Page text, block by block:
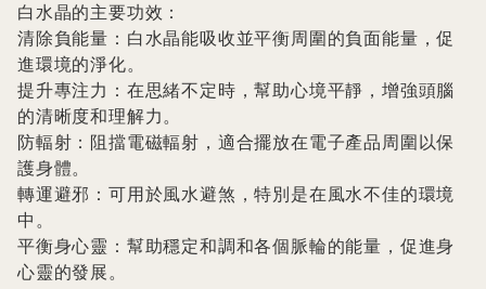
白水晶的主要功效：
清除負能量：白水晶能吸收並平衡周圍的負面能量，促
進環境的淨化。
提升專注力：在思緒不定時，幫助心境平靜，增強頭腦
的清晰度和理解力。
防輻射：阻擋電磁輻射，適合擺放在電子產品周圍以保
護身體。
轉運避邪：可用於風水避煞，特別是在風水不佳的環境
中。
平衡身心靈：幫助穩定和調和各個脈輪的能量，促進身
心靈的發展。